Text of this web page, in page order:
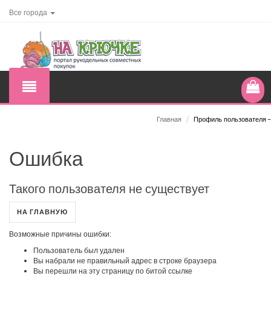
Все города
Главная / Профиль пользователя -
Ошибка
Такого пользователя не существует
НА ГЛАВНУЮ
Возможные причины ошибки:
Пользователь был удален
Вы набрали не правильный адрес в строке браузера
Вы перешли на эту страницу по битой ссылке